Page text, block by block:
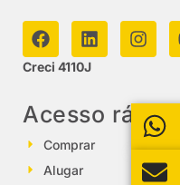
Creci 4110J
Acesso rápido
Comprar
Alugar